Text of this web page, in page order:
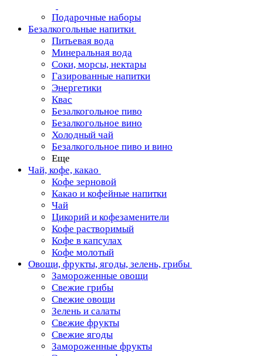
Подарочные наборы
Безалкогольные напитки
Питьевая вода
Минеральная вода
Соки, морсы, нектары
Газированные напитки
Энергетики
Квас
Безалкогольное пиво
Безалкогольное вино
Холодный чай
Безалкогольное пиво и вино
Еще
Чай, кофе, какао
Кофе зерновой
Какао и кофейные напитки
Чай
Цикорий и кофезаменители
Кофе растворимый
Кофе в капсулах
Кофе молотый
Овощи, фрукты, ягоды, зелень, грибы
Замороженные овощи
Свежие грибы
Свежие овощи
Зелень и салаты
Свежие фрукты
Свежие ягоды
Замороженные фрукты